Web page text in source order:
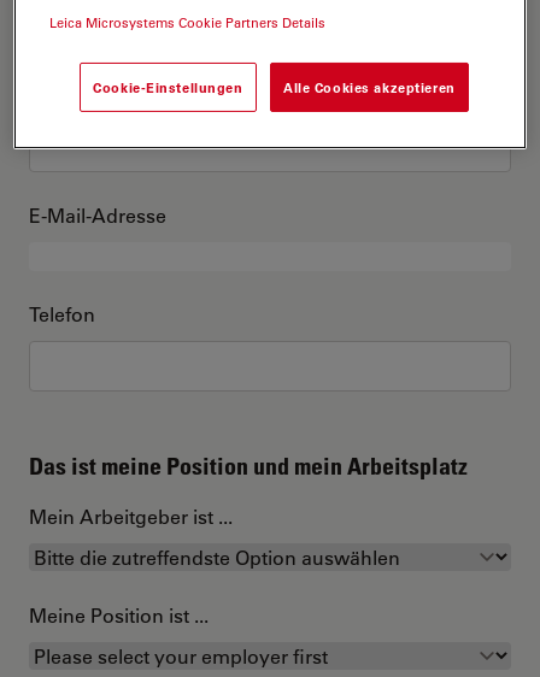
Nachname
E-Mail-Adresse
Telefon
Das ist meine Position und mein Arbeitsplatz
Mein Arbeitgeber ist ...
Meine Position ist ...
Leica Microsystems Cookie Partners Details
Cookie-Einstellungen Alle Cookies akzeptieren